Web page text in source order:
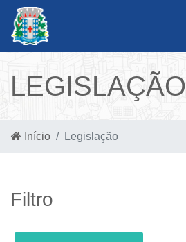
LEGISLAÇÃO
Início Legislação
Filtro